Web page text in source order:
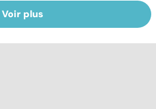
Voir plus